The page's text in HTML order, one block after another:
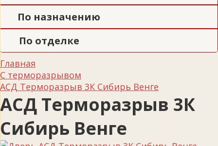
По назначению
По отделке
Главная
С терморазрывом
АСД Терморазрыв 3К Сибирь Венге
АСД Терморазрыв 3К
Сибирь Венге